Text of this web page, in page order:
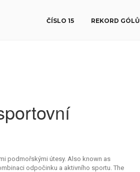
ČÍSLO 15 REKORD GÓLŮ
podmořskými útesy. Also known as
odpočinku a aktivního sportu. The